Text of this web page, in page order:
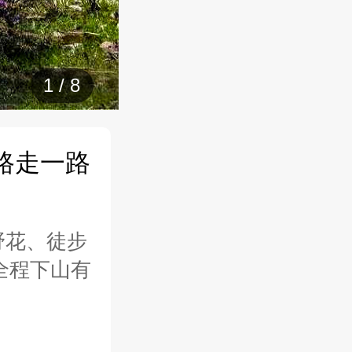
1/8
走一路
、徒步
程下山有